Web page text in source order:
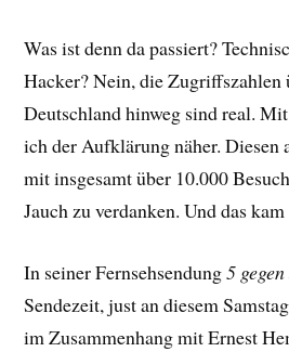
Was ist denn da passiert?
Hacker? Nein, die Zugriffszahlen
Deutschland hinweg sind real.
ich der Aufklärung näher. Diesen
mit insgesamt über 10.000
Jauch zu verdanken. Und das kam
In seiner Fernsehsendung5
Sendezeit, just an diesem
im Zusammenhang mit Ernest